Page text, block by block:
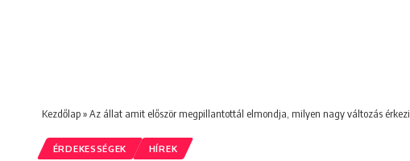
Kezdőlap»Az állat amit először megpillantottál elmondja, milyen nagy változás
ÉRDEKESSÉGEK HÍREK